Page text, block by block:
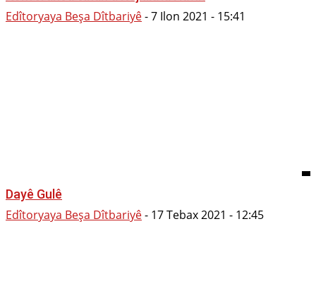
Edîtoryaya Beşa Dîtbariyê-7 Ilon 2021 - 15:41
Dayê Gulê
Edîtoryaya Beşa Dîtbariyê- 17 Tebax 2021 - 12:45